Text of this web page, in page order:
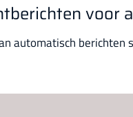
voor
automatisch